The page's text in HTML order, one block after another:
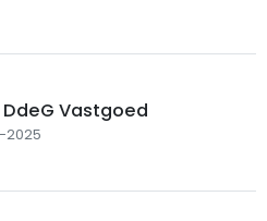
Vastgoed
2025